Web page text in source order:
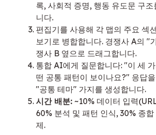
록, 사회적 증명, 행동 유도문 구
니다.
편집기를 사용해 각 맵의 주요 섹
보기로 병합합니다. 경쟁사 A의 "
쟁사 B 옆으로 드래그합니다.
통합 AI에게 질문합니다: "이 세
떤 공통 패턴이 보이나요?" 응답
"공통 테마" 가지를 생성합니다.
시간 배분: ~10% 데이터 입력
60% 분석 및 패턴 인식, 30% 종합
제.